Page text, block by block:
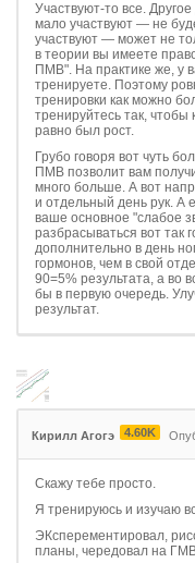
Участвуют-то все.
мало участвуют — не
участвуют — может не
в теории вы имеете
ПМВ". На практике же, у
тренируете. Поэтому
тренировки как можно
тренируйтесь так,
равно был рост.
Грубо говоря вот чуть
ПМВ позволит вам
много больше. А вот
и отдельный день рук. А
ваше основное "слабое
разбрасываться вот так
дополнительно в день
гормонов, чем в свой
90=5% результата, а во
бы в первую очередь.
результат.
Кирилл Агогэ 4.60K
Скажу тебе просто.
Я тренируюсь и изучаю
ЭКсперементировал,
планы, чередовал на